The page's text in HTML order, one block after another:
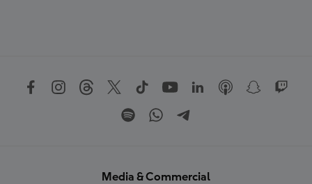
Media & Commercial